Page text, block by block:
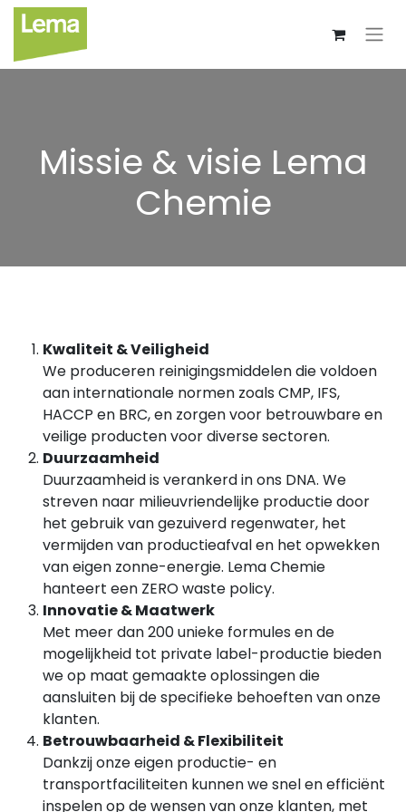
Missie & visie Lema
Chemie
Kwaliteit & Veiligheid
We produceren reinigingsmiddelen die voldoen
aan internationale normen zoals CMP, IFS,
HACCP en BRC, en zorgen voor betrouwbare en
veilige producten voor diverse sectoren.
Duurzaamheid
Duurzaamheid is verankerd in ons DNA. We
streven naar milieuvriendelijke productie door
het gebruik van gezuiverd regenwater, het
vermijden van productieafval en het opwekken
van eigen zonne-energie. Lema Chemie
hanteert een ZERO waste policy.
Innovatie & Maatwerk
Met meer dan 200 unieke formules en de
mogelijkheid tot private label-productie bieden
we op maat gemaakte oplossingen die
aansluiten bij de specifieke behoeften van onze
klanten.
Betrouwbaarheid & Flexibiliteit
Dankzij onze eigen productie- en
transportfaciliteiten kunnen we snel en efficiënt
inspelen op de wensen van onze klanten, met